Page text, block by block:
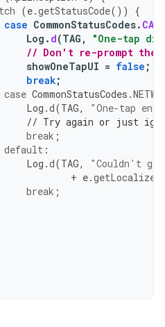
(e.getStatusCode())
{
case CommonStatusCodes.
Log . d(TAG ,
"One-tap
// Don't re-prompt the
showOneTapUI = false ;
break;
case CommonStatusCodes .
Log .d(TAG,
"One-tap
// Try again or just
break ;
default :
Log .d(TAG,
"Couldn't
+ e.
break ;